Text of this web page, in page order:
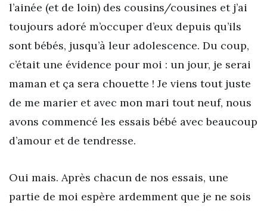
l’ainée (et de loin) des cousins/cousines et j’ai
toujours adoré m’occuper d’eux depuis qu’ils
sont bébés, jusqu’à leur adolescence. Du coup,
c’était une évidence pour moi : un jour, je serai
maman et ça sera chouette ! Je viens tout juste
de me marier et avec mon mari tout neuf, nous
avons commencé les essais bébé avec beaucoup
d’amour et de tendresse.
Oui mais. Après chacun de nos essais, une
partie de moi espère ardemment que je ne sois